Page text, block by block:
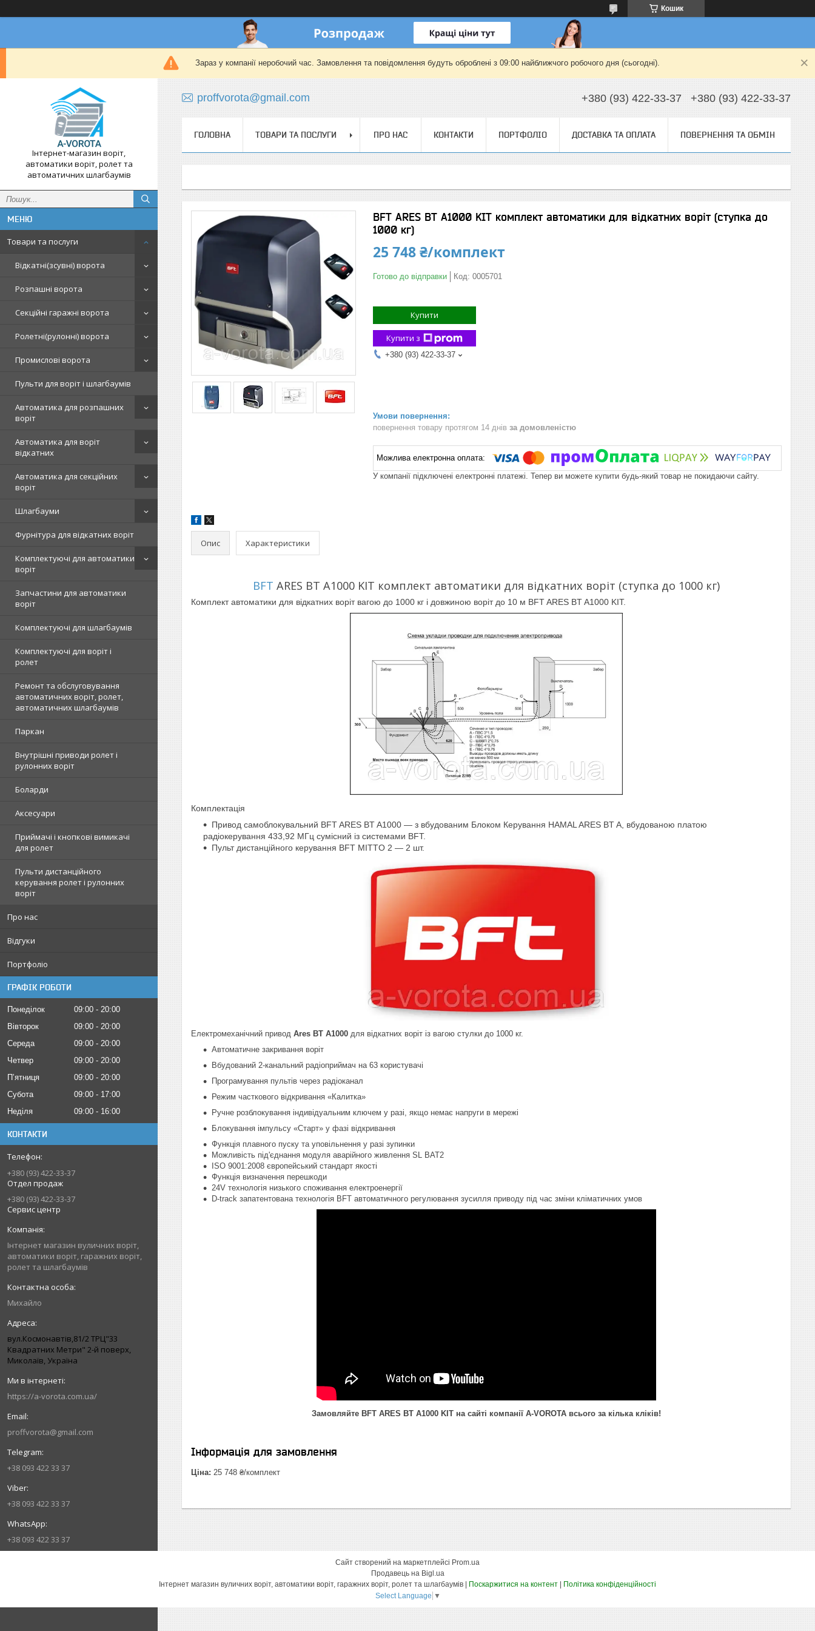
Кошик
Зараз у компанії неробочий час. Замовлення та повідомлення будуть оброблені з 09:00 найближчого робочого дня (сьогодні).
Інтернет-магазин воріт,
автоматики воріт, ролет та
автоматичних шлагбаумів
Товари та послуги
Відкатні(зсувні) ворота
Розпашні ворота
Секційні гаражні ворота
Ролетні(рулонні) ворота
Промислові ворота
Пульти для воріт і шлагбаумів
Автоматика для розпашних
воріт
Автоматика для воріт
відкатних
Автоматика для секційних
воріт
Шлагбауми
Фурнітура для відкатних воріт
Комплектуючі для автоматики
воріт
Запчастини для автоматики
воріт
Комплектуючі для шлагбаумів
Комплектуючі для воріт і
ролет
Ремонт та обслуговування
автоматичних воріт, ролет,
автоматичних шлагбаумів
Паркан
Внутрішні приводи ролет і
рулонних воріт
Боларди
Аксесуари
Приймачі і кнопкові вимикачі
для ролет
Пульти дистанційного
керування ролет і рулонних
воріт
Про нас
Відгуки
Портфоліо
ГРАФІК РОБОТИ
Понеділок 09:00
20:00
Вівторок
09:00
20:00
Середа
09:00
20:00
Четвер
09:00
20:00
Пʼятниця
09:00
20:00
Субота
09:00
17:00
Неділя
09:00 16:00
КОНТАКТИ
+380 (93) 422-33-37
Отдел продаж
+380 (93) 422-33-37
Сервис центр
Інтернет магазин вуличних воріт,
автоматики воріт, гаражних воріт,
ролет та шлагбаумів
Михайло
вул.Космонавтів,81/2 ТРЦ"33
Квадратних Метри" 2-й поверх,
Миколаїв, Україна
https://a-vorota.com.ua/
proffvorota@gmail.com
+38 093 422 33 37
+38 093 422 33 37
+38 093 422 33 37
proffvorota@gmail.com +380 (93) 422-33-37 +380 (93) 422-33-37
ГОЛОВНА ТОВАРИ ТА ПОСЛУГИ ПРО НАС КОНТАКТИ ПОРТФОЛІО ДОСТАВКА ТА ОПЛАТА ПОВЕРНЕННЯ ТА ОБМІН
BFT ARES BT A1000 KIT комплект автоматики для відкатних воріт (ступка до
1000 кг)
25 748 ₴/комплект
Готово до відправки Код: 0005701
Купити
Купити з
+380 (93) 422-33-37
повернення товару протягом 14 днів за домовленістю
У компанії підключені електронні платежі. Тепер ви можете купити будь-який товар не покидаючи сайту.
Опис Характеристики
BFT ARES BT A1000 KIT комплект автоматики для відкатних воріт (ступка до 1000 кг)
Комплект автоматики для відкатних воріт вагою до 1000 кг і довжиною воріт до 10 м BFT ARES BT A1000 KIT.
Комплектація
Привод самоблокувальний BFT ARES BT A1000 — з вбудованим Блоком Керування HAMAL ARES BT A, вбудованою платою
радіокерування 433,92 МГц сумісний із системами BFT.
Пульт дистанційного керування BFT MITTO 2 — 2 шт.
Електромеханічний привод Ares BT A1000 для відкатних воріт із вагою стулки до 1000 кг.
Автоматичне закривання воріт
Вбудований 2-канальний радіоприймач на 63 користувачі
Програмування пультів через радіоканал
Режим часткового відкривання «Калитка»
Ручне розблокування індивідуальним ключем у разі, якщо немає напруги в мережі
Блокування імпульсу «Старт» у фазі відкривання
Функція плавного пуску та уповільнення у разі зупинки
Можливість під'єднання модуля аварійного живлення SL BAT2
ISO 9001:2008 європейський стандарт якості
Функція визначення перешкоди
24V технологія низького споживання електроенергії
D-track запатентована технологія BFT автоматичного регулювання зусилля приводу під час зміни кліматичних умов
Замовляйте BFT ARES BT A1000 KIT на сайті компанії A-VOROTA всього за кілька кліків!
Інформація для замовлення
Ціна: 25 748 ₴/комплект
Сайт створений на маркетплейсі Prom.ua
Продавець на Bigl.ua
Поскаржитися на контент
Політика конфіденційності
Select Language ▼